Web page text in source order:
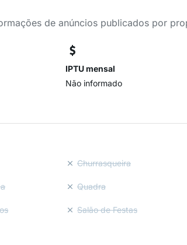
de anúncios publicados por
IPTU mensal
Não informado
Churrasqueira
Quadra
Salão de Festas